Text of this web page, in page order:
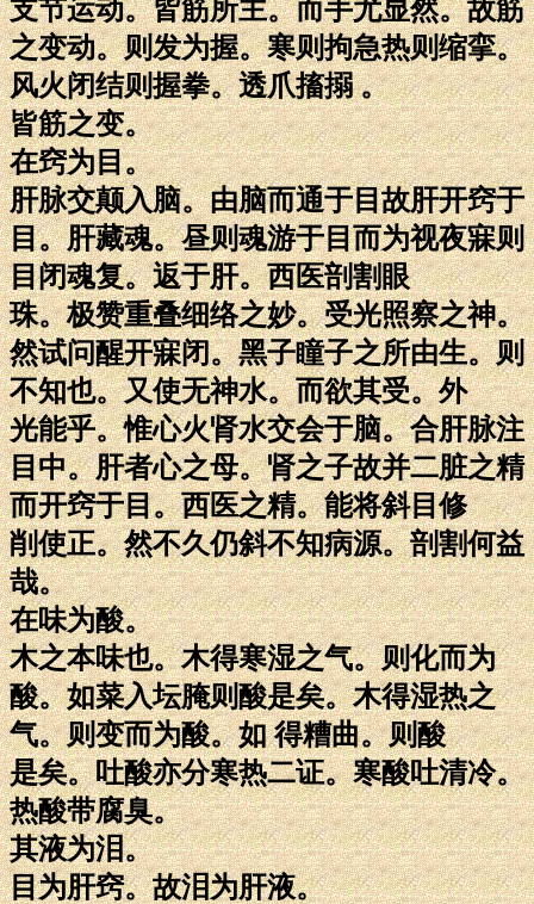
支节运动。皆筋所主。而手尤显然。故筋
之变动。则发为握。寒则拘急热则缩挛。
风火闭结则握拳。透爪搐搦 。
皆筋之变。
在窍为目。
肝脉交颠入脑。由脑而通于目故肝开窍于
目。肝藏魂。昼则魂游于目而为视夜寐则
目闭魂复。返于肝。西医剖割眼
珠。极赞重叠细络之妙。受光照察之神。
然试问醒开寐闭。黑子瞳子之所由生。则
不知也。又使无神水。而欲其受。外
光能乎。惟心火肾水交会于脑。合肝脉注
目中。肝者心之母。肾之子故并二脏之精
而开窍于目。西医之精。能将斜目修
削使正。然不久仍斜不知病源。剖割何益
哉。
在味为酸。
木之本味也。木得寒湿之气。则化而为
酸。如菜入坛腌则酸是矣。木得湿热之
气。则变而为酸。如 得糟曲。则酸
是矣。吐酸亦分寒热二证。寒酸吐清冷。
热酸带腐臭。
其液为泪。
目为肝窍。故泪为肝液。